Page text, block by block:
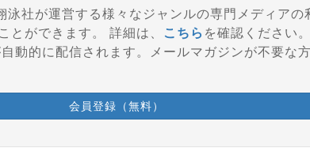
社が運営する様々なジャンルの専門メディアの
参加、会員特典などのサービスを受けることができます。 詳細は、
こちら を確認ください
自動的に配信されます。メールマガジンが不要な
会員登録（無料）